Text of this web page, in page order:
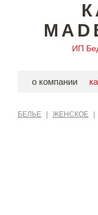
ИП
о компании
БЕЛЬЕ ЖЕНСКОЕ